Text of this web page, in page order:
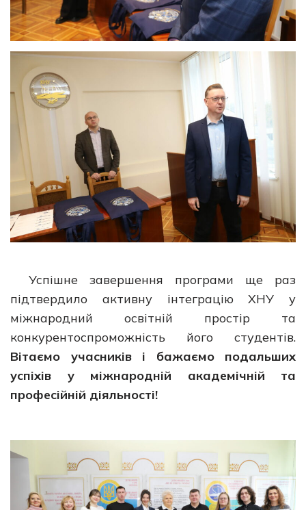
Успішне завершення програми ще раз
підтвердило активну інтеграцію ХНУ у
міжнародний освітній простір та
конкурентоспроможність його студентів.
Вітаємо учасників і бажаємо подальших
успіхів у міжнародній академічній та
професійній діяльності!